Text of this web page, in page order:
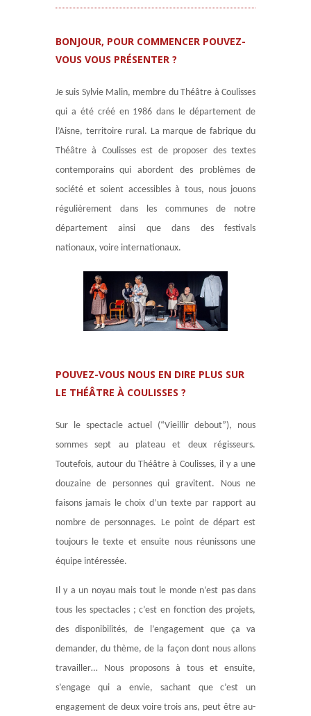
BONJOUR, POUR COMMENCER POUVEZ-
VOUS VOUS PRÉSENTER ?
Je suis Sylvie Malin, membre du Théâtre à Coulisses
qui a été créé en 1986 dans le département de
l’Aisne, territoire rural. La marque de fabrique du
Théâtre à Coulisses est de proposer des textes
contemporains qui abordent des problèmes de
société et soient accessibles à tous, nous jouons
régulièrement dans les communes de notre
département ainsi que dans des festivals
nationaux, voire internationaux.
POUVEZ-VOUS NOUS EN DIRE PLUS SUR
LE THÉÂTRE À COULISSES ?
Sur le spectacle actuel (“Vieillir debout”), nous
sommes sept au plateau et deux régisseurs.
Toutefois, autour du Théâtre à Coulisses, il y a une
douzaine de personnes qui gravitent. Nous ne
faisons jamais le choix d’un texte par rapport au
nombre de personnages. Le point de départ est
toujours le texte et ensuite nous réunissons une
équipe intéressée.
Il y a un noyau mais tout le monde n’est pas dans
tous les spectacles ; c’est en fonction des projets,
des disponibilités, de l’engagement que ça va
demander, du thème, de la façon dont nous allons
travailler… Nous proposons à tous et ensuite,
s’engage qui a envie, sachant que c’est un
engagement de deux voire trois ans, peut être au-